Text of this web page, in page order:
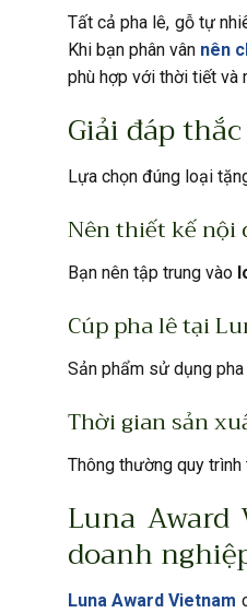
Tất cả pha lê, gỗ tự
Khi bạn phân vân nên
phù hợp với thời tiết và
Giải đáp
Lựa chọn đúng loại
Nên thiết kế nội
Bạn nên tập trung vào
Cúp pha lê tại
Sản phẩm sử dụng
Thời gian sản
Thông thường quy
Luna
doanh
Luna Award Vietnam